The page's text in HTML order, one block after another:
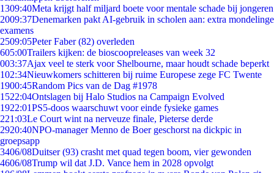
1309:40Meta krijgt half miljard boete voor mentale schade bij jongeren
2009:37Denemarken pakt AI-gebruik in scholen aan: extra mondelinge
examens
2509:05Peter Faber (82) overleden
605:00Trailers kijken: de bioscoopreleases van week 32
003:37Ajax veel te sterk voor Shelbourne, maar houdt schade beperkt
102:34Nieuwkomers schitteren bij ruime Europese zege FC Twente
1900:45Random Pics van de Dag #1978
1522:04Ontslagen bij Halo Studios na Campaign Evolved
1922:01PS5-doos waarschuwt voor einde fysieke games
221:03Le Court wint na nerveuze finale, Pieterse derde
2920:40NPO-manager Menno de Boer geschorst na dickpic in
groepsapp
3406/08Duitser (93) crasht met quad tegen boom, vier gewonden
4606/08Trump wil dat J.D. Vance hem in 2028 opvolgt